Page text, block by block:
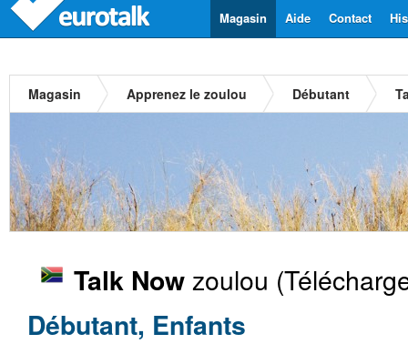
Contact
Aide
Magasin
Magasin Apprenez le zoulou Débutant
Talk Nowzoulou
Débutant, Enfants